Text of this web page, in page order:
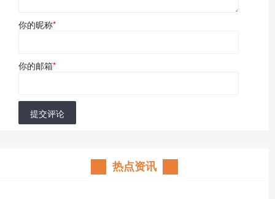
你的昵称*
你的邮箱*
提交评论
热点资讯